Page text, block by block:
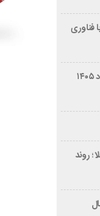
فناوری
شرایط فروش سایپا کوییک S مرداد ۱۴۰۵
روند
زیر ۲۱ سال